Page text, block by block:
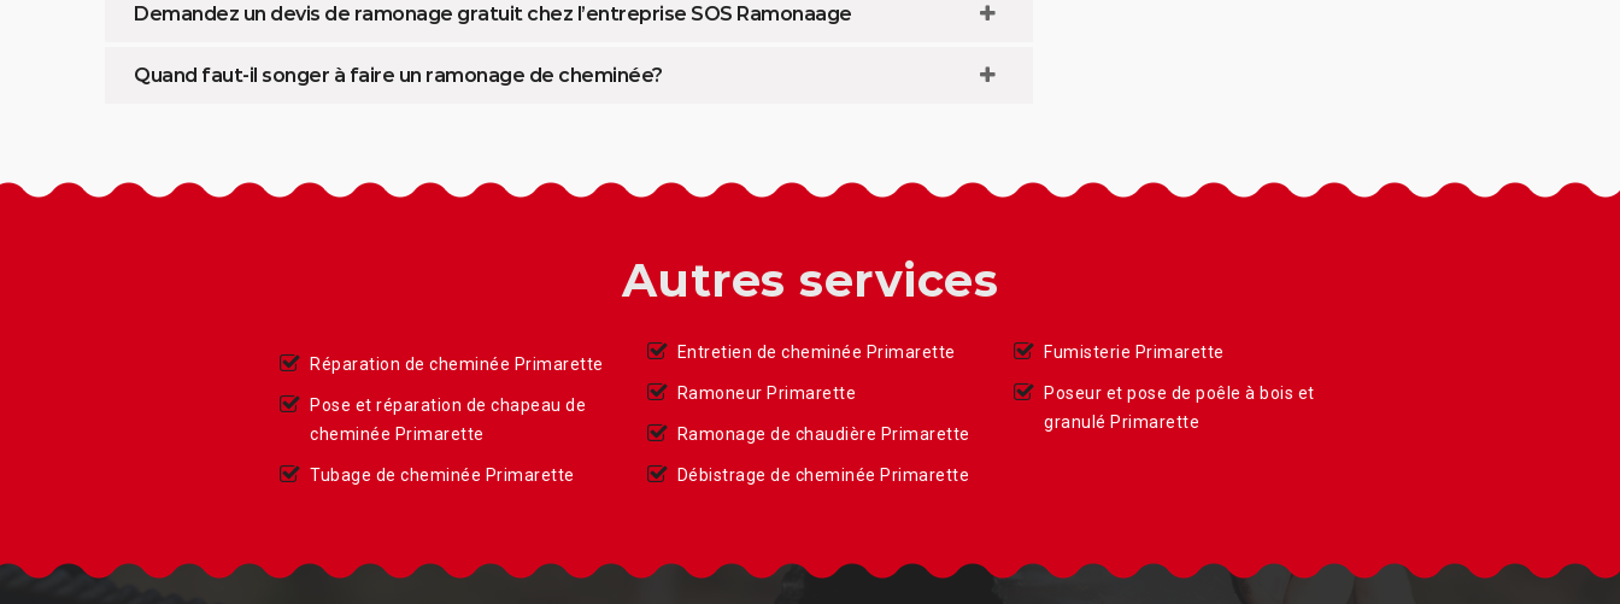
Demandez un devis de ramonage gratuit chez l’entreprise SOS Ramonaage
Quand faut-il songer à faire un ramonage de cheminée?
Autres services
Réparation de cheminée Primarette
Pose et réparation de chapeau de
cheminée Primarette
Tubage de cheminée Primarette
Entretien de cheminée Primarette
Ramoneur Primarette
Ramonage de chaudière Primarette
Débistrage de cheminée Primarette
Fumisterie Primarette
Poseur et pose de poêle à bois et
granulé Primarette